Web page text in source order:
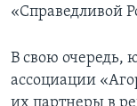
«Справедливой
В свою очередь,
ассоциации